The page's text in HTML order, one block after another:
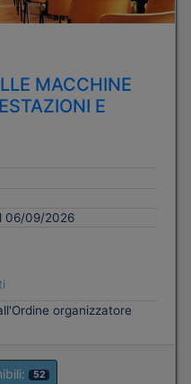
MACCHINE
E
06/09/2026
organizzatore
52